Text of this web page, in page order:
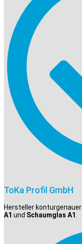
ToKa Profil GmbH
Hersteller konturgenauer
A1 und Schaumglas A1.